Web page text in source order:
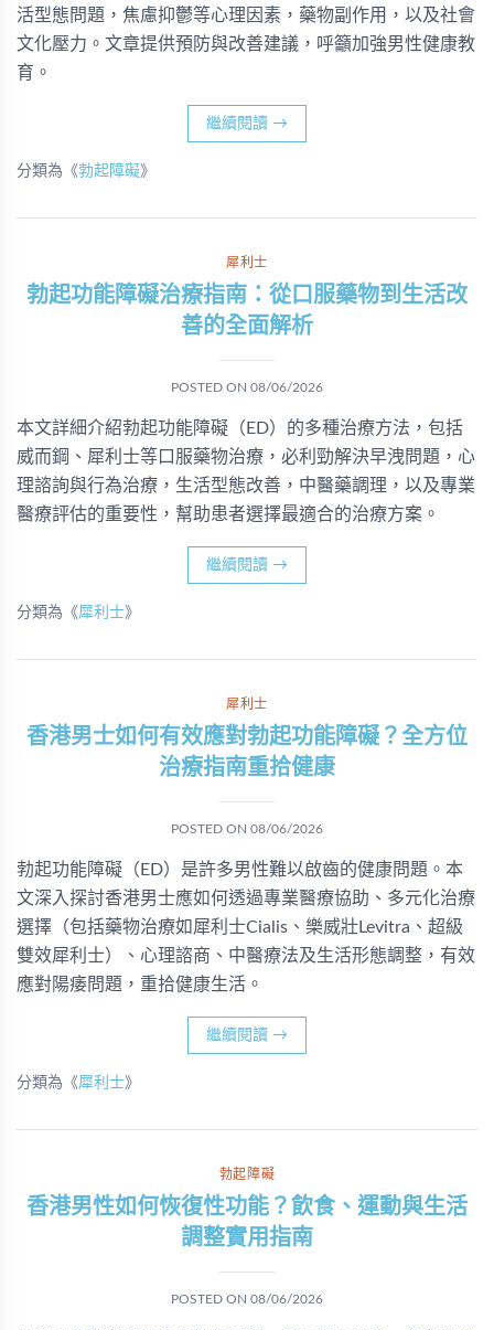
活型態問題，焦慮抑鬱等心理因素，藥物副作用，以及社會
文化壓力。文章提供預防與改善建議，呼籲加強男性健康教
育。
繼續閱讀 →
分類為《勃起障礙》
犀利士
勃起功能障礙治療指南：從口服藥物到生活改
善的全面解析
POSTED ON 08/06/2026
本文詳細介紹勃起功能障礙（ED）的多種治療方法，包括
威而鋼、犀利士等口服藥物治療，必利勁解決早洩問題，心
理諮詢與行為治療，生活型態改善，中醫藥調理，以及專業
醫療評估的重要性，幫助患者選擇最適合的治療方案。
繼續閱讀 →
分類為《犀利士》
犀利士
香港男士如何有效應對勃起功能障礙？全方位
治療指南重拾健康
POSTED ON 08/06/2026
勃起功能障礙（ED）是許多男性難以啟齒的健康問題。本
文深入探討香港男士應如何透過專業醫療協助、多元化治療
選擇（包括藥物治療如犀利士Cialis、樂威壯Levitra、超級
雙效犀利士）、心理諮商、中醫療法及生活形態調整，有效
應對陽痿問題，重拾健康生活。
繼續閱讀 →
分類為《犀利士》
勃起障礙
香港男性如何恢復性功能？飲食、運動與生活
調整實用指南
POSTED ON 08/06/2026